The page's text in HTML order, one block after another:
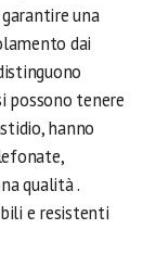
garantire una
dai
tenere
hanno
qualità .
e resistenti